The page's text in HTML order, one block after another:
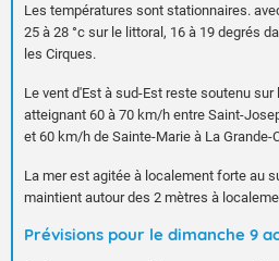
Les températures sont stationnaires.
25 à 28 °c sur le littoral, 16 à 19 degrés
les Cirques.
Le vent d'Est à sud-Est reste soutenu
atteignant 60 à 70 km/h entre Saint-
et 60 km/h de Sainte-Marie à La Grande-
La mer est agitée à localement forte au
maintient autour des 2 mètres à
Prévisions pour le dimanche 9